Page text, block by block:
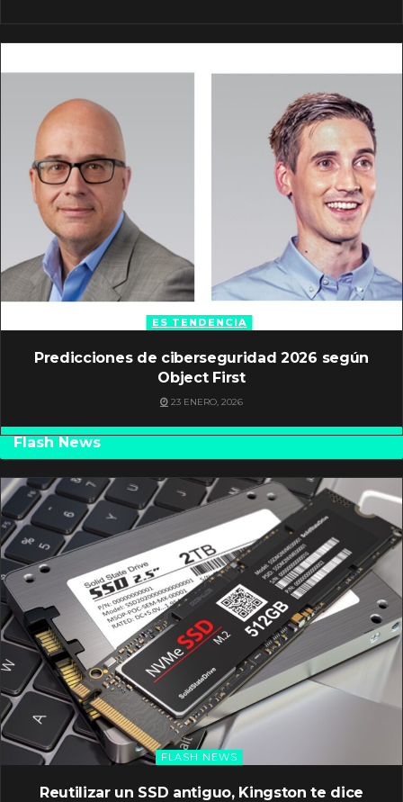
ES TENDENCIA
Predicciones de ciberseguridad 2026 según
Object First
23 ENERO, 2026
Flash News
FLASH NEWS
Reutilizar un SSD antiguo, Kingston te dice